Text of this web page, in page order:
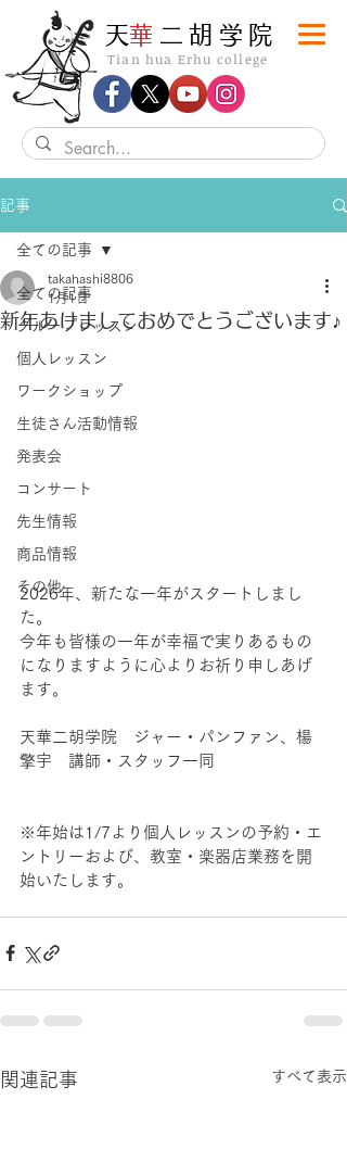
Tian hua Erhu college
​天華 二胡学院
記事
全ての記事
グループレッスン
個人レッスン
ワークショップ
生徒さん活動情報
発表会
コンサート
先生情報
商品情報
その他
全ての記事
新年あけましておめでとうございます♪
takahashi8806
1月1日
2026年、新たな一年がスタートしまし
た。
今年も皆様の一年が幸福で実りあるもの
になりますように心よりお祈り申しあげ
ます。
天華二胡学院　ジャー・パンファン、楊
擎宇　講師・スタッフ一同
※年始は1/7より個人レッスンの予約・エ
ントリーおよび、教室・楽器店業務を開
始いたします。
関連記事 すべて表示